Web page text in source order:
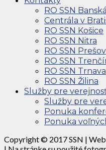
RO SSN
Centrála v
RO SSN Košice
RO SSN Nitra
RO SSN Prešov
RO SSN
RO SSN Trnava
RO SSN Žilina
Služby pre
Služby pre
Ponuka
Ponuka
Copyright © 2017 SSN |